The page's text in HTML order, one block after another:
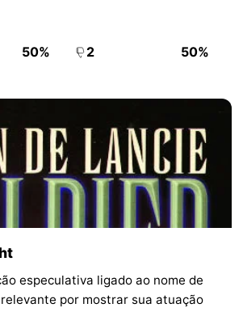
50% 2 50%
especulativa ligado ao nome de
por mostrar sua atuação